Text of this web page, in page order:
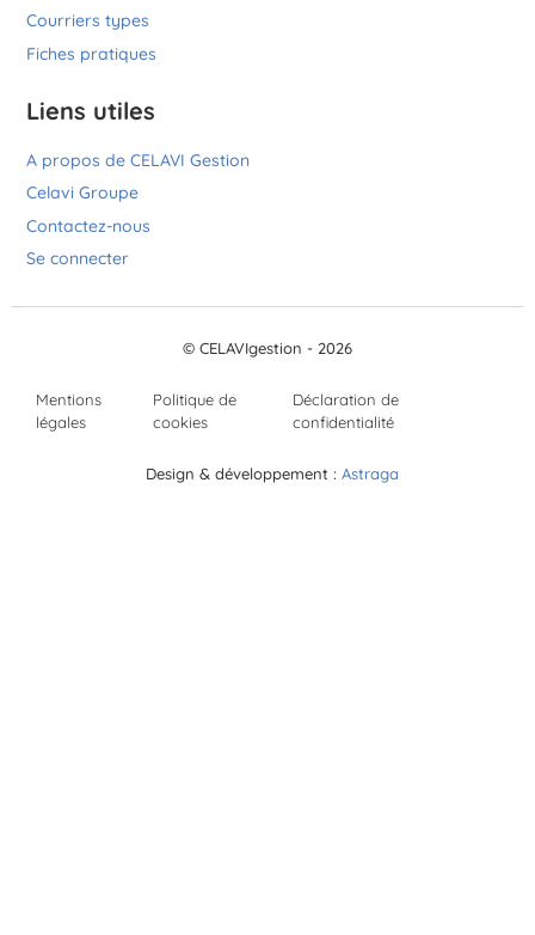
Courriers types
Fiches pratiques
Liens utiles
A propos de CELAVI Gestion
Celavi Groupe
Contactez-nous
Se connecter
© CELAVIgestion - 2026
Mentions
légales
Politique de
cookies
Déclaration de
confidentialité
Design & développement : Astraga